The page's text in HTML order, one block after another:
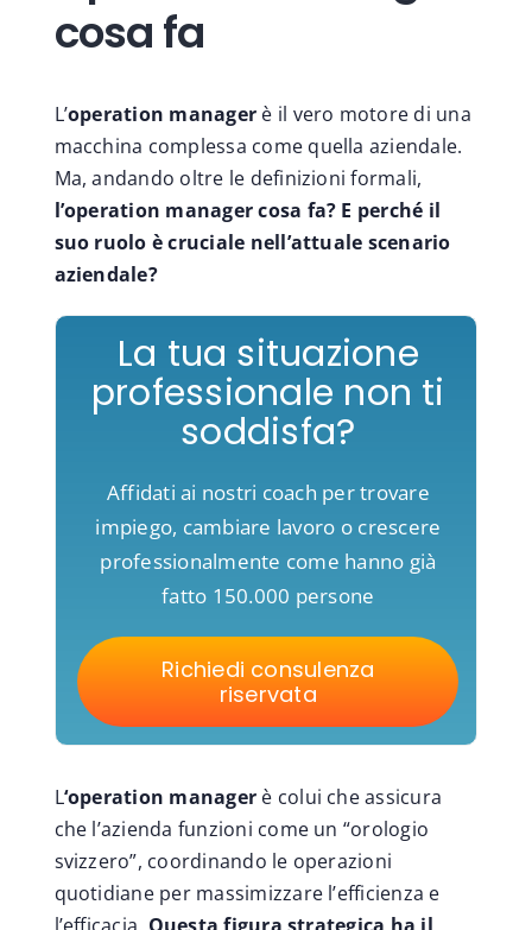
cosa fa
L’operation manager è il vero motore di una
macchina complessa come quella aziendale.
Ma, andando oltre le definizioni formali,
l’operation manager cosa fa? E perché il
suo ruolo è cruciale nell’attuale scenario
aziendale?
La tua situazione
professionale non ti
soddisfa?
Affidati ai nostri coach per trovare
impiego, cambiare lavoro o crescere
professionalmente come hanno già
fatto 150.000 persone
Richiedi consulenza
riservata
L‘operation manager è colui che assicura
che l’azienda funzioni come un “orologio
svizzero”, coordinando le operazioni
quotidiane per massimizzare l’efficienza e